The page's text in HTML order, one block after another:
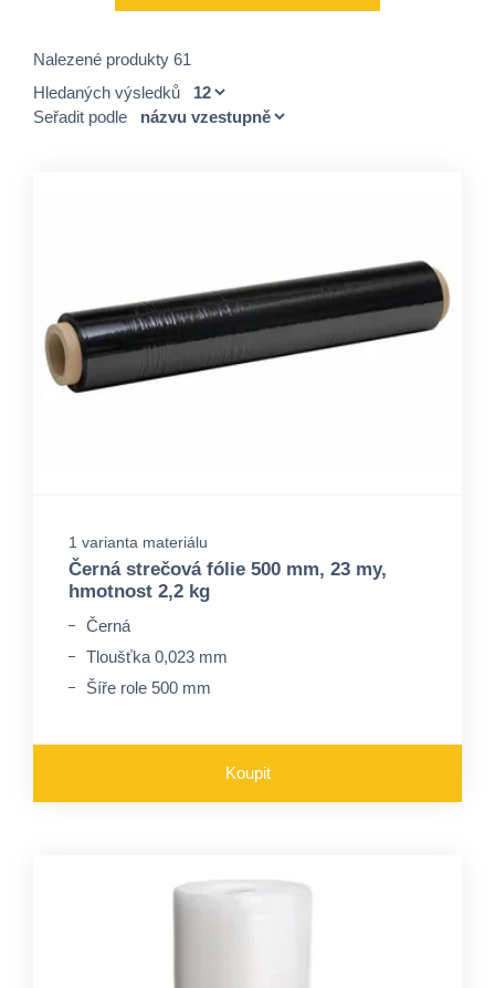
Nalezené produkty 61
Hledaných výsledků
Seřadit podle
1 varianta materiálu
Černá strečová fólie 500 mm, 23 my,
hmotnost 2,2 kg
Černá
Tloušťka 0,023 mm
Šíře role 500 mm
Koupit